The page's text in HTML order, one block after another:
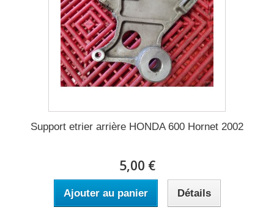
Support etrier arrière HONDA 600 Hornet 2002
5,00 €
Ajouter au panier Détails